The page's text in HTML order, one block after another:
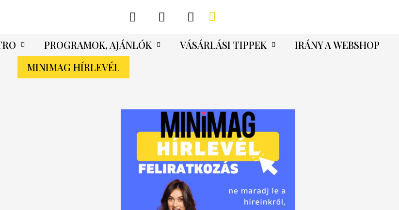
PROGRAMOK, AJÁNLÓK VÁSÁRLÁSI TIPPEK
IRÁNY A WEBSHOP
MINIMAG HÍRLEVÉL